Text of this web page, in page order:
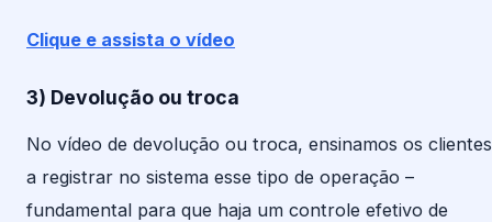
Clique e assista o vídeo
3) Devolução ou troca
No vídeo de devolução ou troca, ensinamos os clientes
a registrar no sistema esse tipo de operação –
fundamental para que haja um controle efetivo de